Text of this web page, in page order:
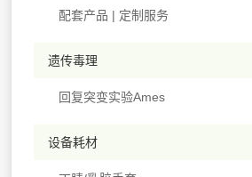
配套产品 | 定制服务
遗传毒理
回复突变实验Ames
设备耗材